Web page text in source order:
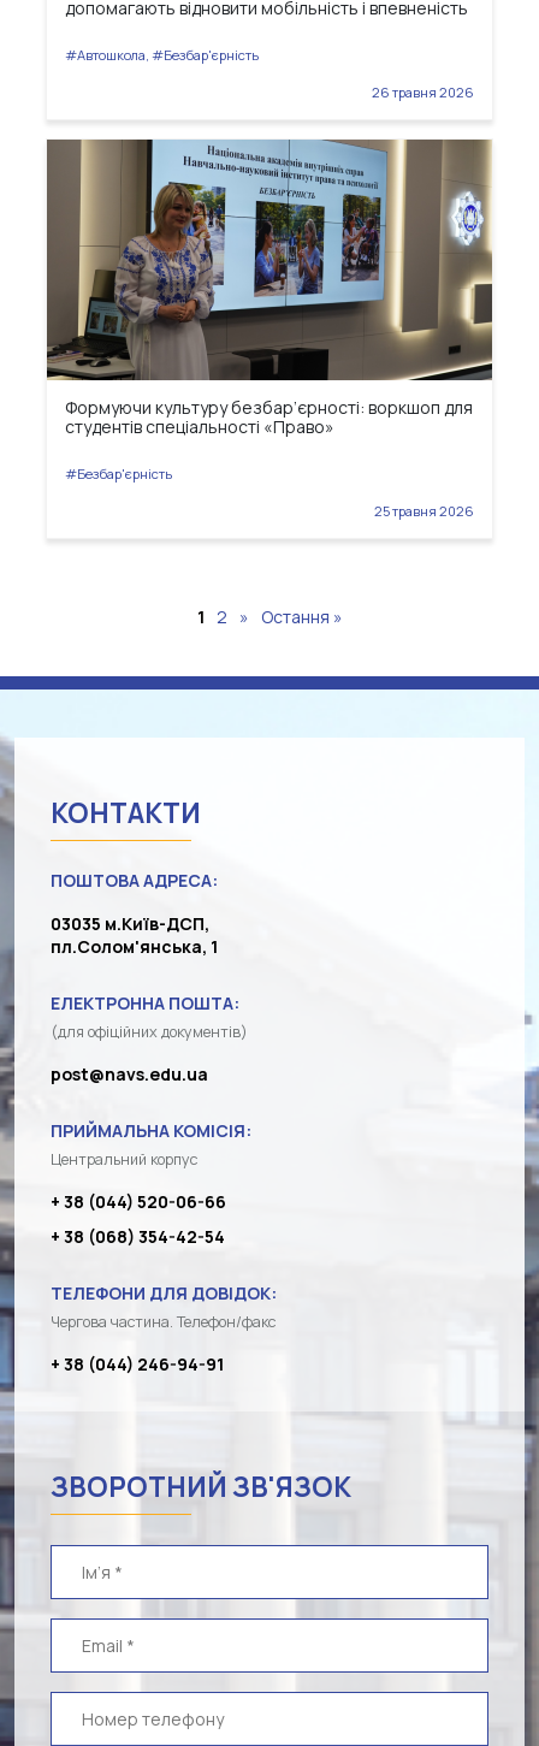
допомагають відновити мобільність і впевненість
#Автошкола, #Безбар'єрність
26 травня 2026
Формуючи культуру безбар’єрності: воркшоп для
студентів спеціальності «Право»
#Безбар'єрність
25 травня 2026
1 2 » Остання »
КОНТАКТИ
ПОШТОВА АДРЕСА:
03035 м.Київ-ДСП,
пл.Солом'янська, 1
ЕЛЕКТРОННА ПОШТА:
(для офіційних документів)
post@navs.edu.ua
ПРИЙМАЛЬНА КОМІСІЯ:
Центральний корпус
+ 38 (044) 520-06-66
+ 38 (068) 354-42-54
ТЕЛЕФОНИ ДЛЯ ДОВІДОК:
Чергова частина. Телефон/факс
+ 38 (044) 246-94-91
ЗВОРОТНИЙ ЗВ'ЯЗОК